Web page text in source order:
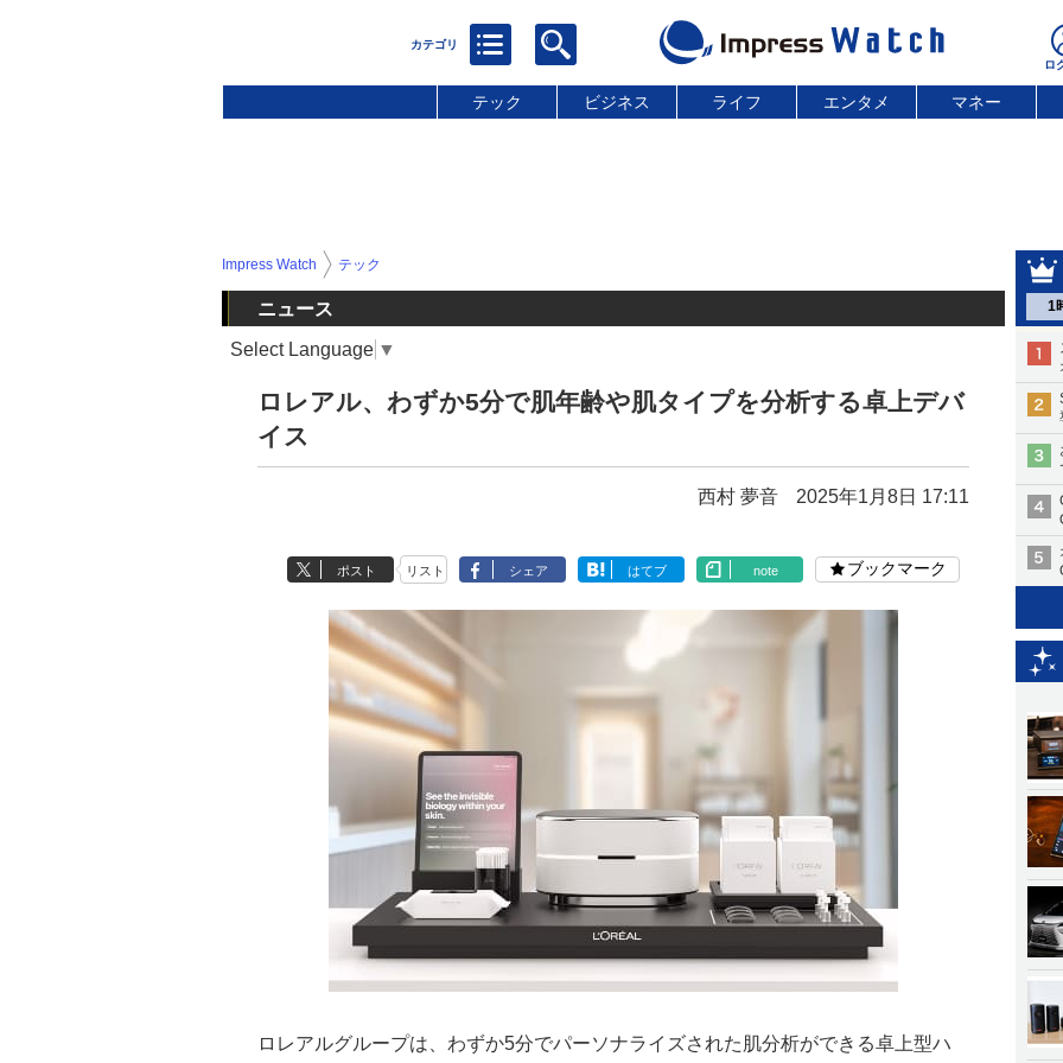
テック ビジネス ライフ エンタメ マネー
1
Impress Watch テック
ニュース
Select Language ▼
ロレアル、わずか5分で肌年齢や肌タイプを分析する卓上デバ
イス
西村 夢音 2025年1月8日 17:11
ポスト リスト シェア はてブ note ブックマーク
ロレアルグループは、わずか5分でパーソナライズされた肌分析ができる卓上型ハ